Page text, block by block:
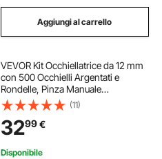
Aggiungi al carrello
VEVOR Kit Occhiellatrice da 12 mm
con 500 Occhielli Argentati e
Rondelle, Pinza Manuale
Perforatrice e Blocco, per Fai Da Te
Stoffe Tessuti Pelle Teloni Scarpe
Borse Artigianato e Prodotti Tessili
(11)
3299€
Disponibile